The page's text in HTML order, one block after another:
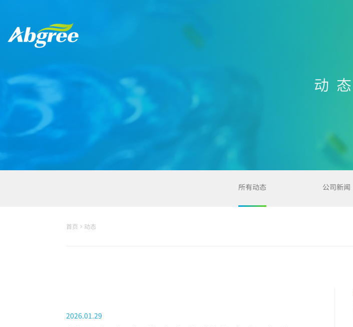
动态
所有动态 公司新闻
首页 动态
2026.01.29